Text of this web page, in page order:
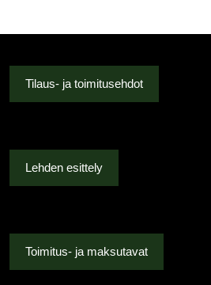
Tilaus- ja toimitusehdot
Lehden esittely
Toimitus- ja maksutavat